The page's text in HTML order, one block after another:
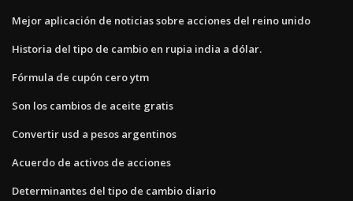
Mejor aplicación de noticias sobre acciones del reino unido
Historia del tipo de cambio en rupia india a dólar.
Fórmula de cupón cero ytm
Son los cambios de aceite gratis
Convertir usd a pesos argentinos
Acuerdo de activos de acciones
Determinantes del tipo de cambio diario